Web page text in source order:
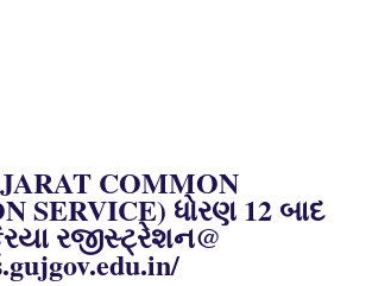
COMMON
SERVICE) ધોરણ 12 બાદ
રજીસ્ટ્રેશન@